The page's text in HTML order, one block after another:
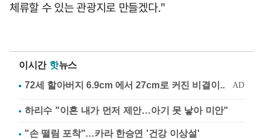
체류할 수 있는 관광지로 만들겠다."
이시간 핫뉴스
하리수 "이혼 내가 먼저 제안…아기 못 낳아 미안"
"손 떨림 포착"…카라 한승연 '건강 이상설'